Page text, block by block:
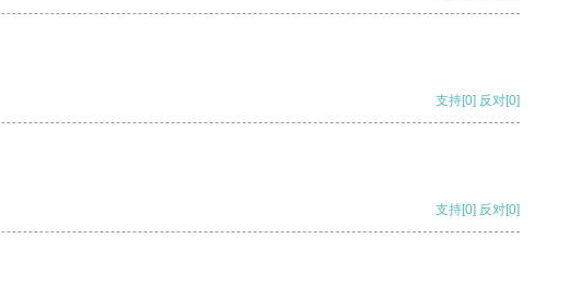
支持[0] 反对[0]
支持[0] 反对[0]